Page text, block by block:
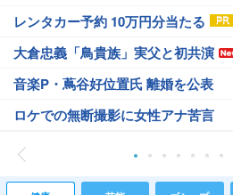
レンタカー予約 10万円分当たる
大倉忠義「鳥貴族」実父と初共演
音楽P・蔦谷好位置氏 離婚を公表
ロケでの無断撮影に女性アナ苦言